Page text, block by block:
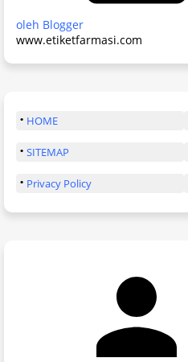
oleh Blogger
www.etiketfarmasi.com
HOME
SITEMAP
Privacy Policy